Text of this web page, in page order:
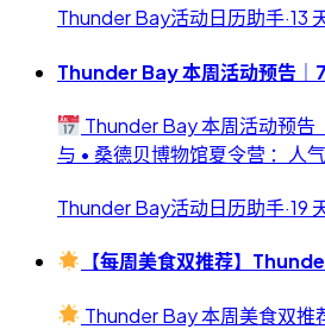
Thunder Bay活动日历助手·13
Thunder Bay 本周活动预告
Thunder Bay 本周活动预告
与 • 桑德贝博物馆夏令营 ：人
Thunder Bay活动日历助手·19
【每周美食双推荐】
Thunder Bay 本周美食双推